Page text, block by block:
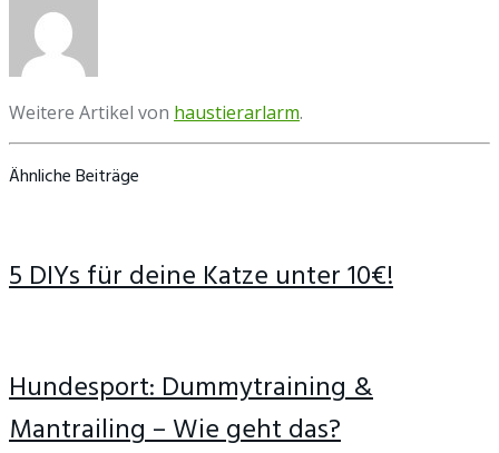
Weitere Artikel von haustierarlarm.
Ähnliche Beiträge
5 DIYs für deine Katze unter 10€!
Hundesport: Dummytraining &
Mantrailing – Wie geht das?